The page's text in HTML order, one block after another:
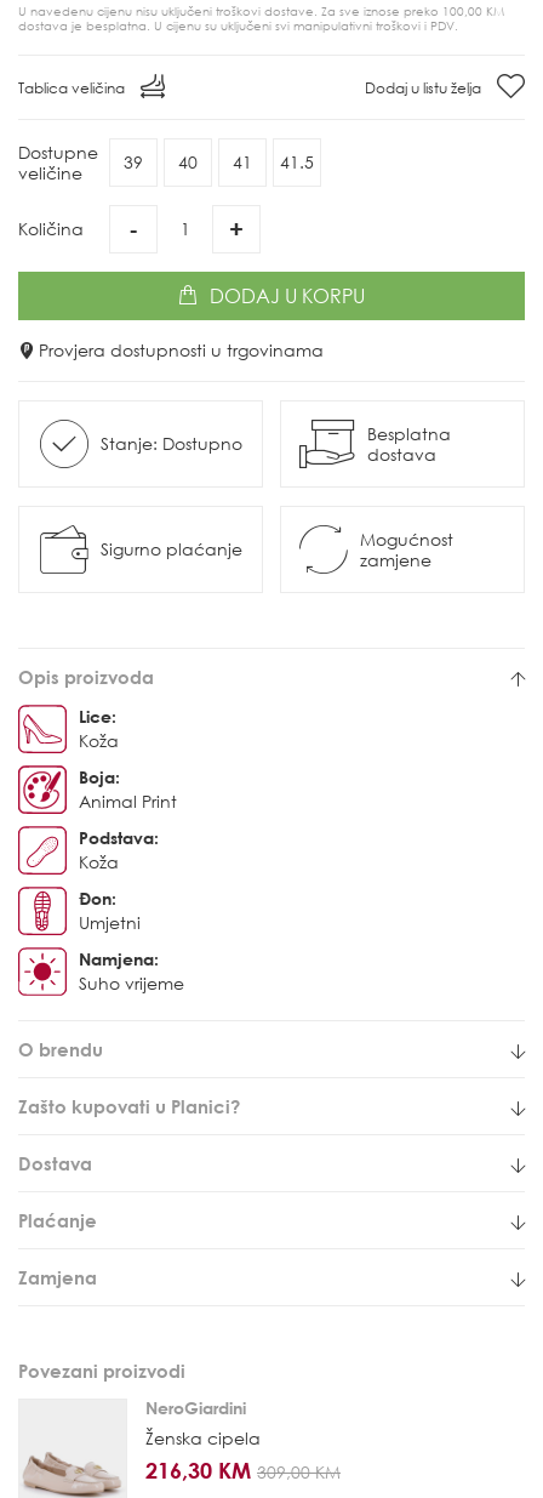
U navedenu cijenu nisu uključeni troškovi dostave. Za sve iznose preko 100,00 KM
dostava je besplatna. U cijenu su uključeni svi manipulativni troškovi i PDV.
Tablica veličina Dodaj u listu želja
Dostupne
veličine
39 40 41 41.5
Količina - +
DODAJ U KORPU
Provjera dostupnosti u trgovinama
Stanje: Dostupno
Besplatna
dostava
Sigurno plaćanje
Mogućnost
zamjene
Opis proizvoda
Lice:
Koža
Boja:
Animal Print
Podstava:
Koža
Đon:
Umjetni
Namjena:
Suho vrijeme
O brendu
Zašto kupovati u Planici?
Dostava
Plaćanje
Zamjena
Povezani proizvodi
NeroGiardini
Ženska cipela
216,30 KM 309,00 KM